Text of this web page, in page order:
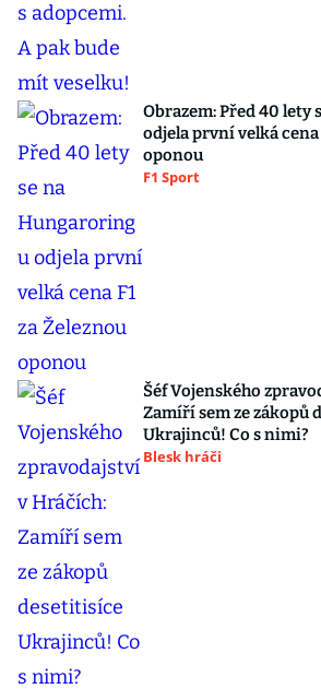
Obrazem: Před 40
odjela první velká cena
oponou
F1 Sport
Šéf Vojenského
Zamíří sem ze zákopů
Ukrajinců! Co s nimi?
Blesk hráči